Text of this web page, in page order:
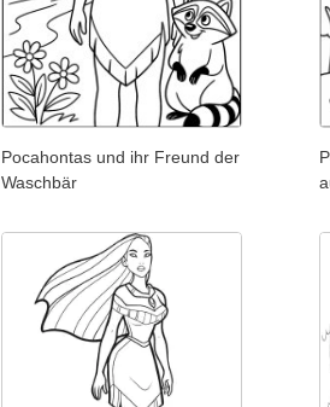
Pocahontas und ihr Freund der
Waschbär